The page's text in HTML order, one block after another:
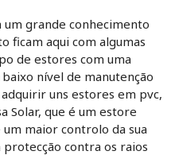
um grande conhecimento
ficam aqui com algumas
de estores com uma
nível de manutenção
uns estores em pvc,
Solar, que é um estore
maior controlo da sua
protecção contra os raios